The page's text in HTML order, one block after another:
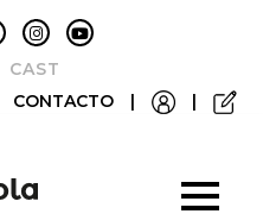
CASTELLANO
CONTACTO | |